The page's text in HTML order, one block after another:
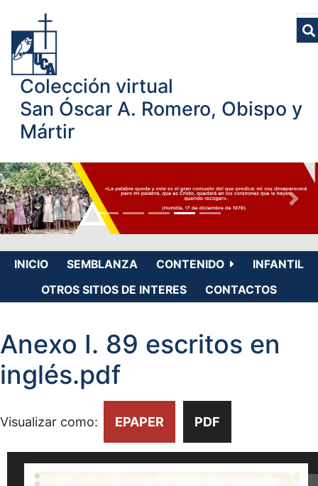
Colección virtual
San Óscar A. Romero, Obispo y
Mártir
INICIO SEMBLANZA CONTENIDO
INFANTIL
OTROS SITIOS DE INTERES
CONTACTOS
Anexo I. 89 escritos en
inglés.pdf
Visualizar como: EPAPER PDF